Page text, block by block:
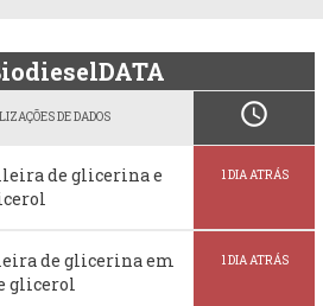
DE DADOS schedule
de glicerina e
1 DIA ATRÁS
de glicerina em
glicerol
1 DIA ATRÁS